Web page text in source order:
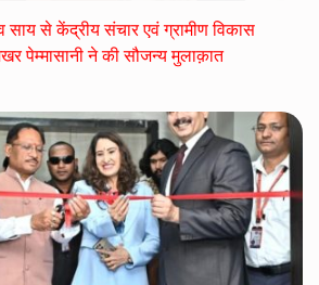
साय से केंद्रीय संचार एवं ग्रामीण विकास
पेम्मासानी ने की सौजन्य मुलाक़ात